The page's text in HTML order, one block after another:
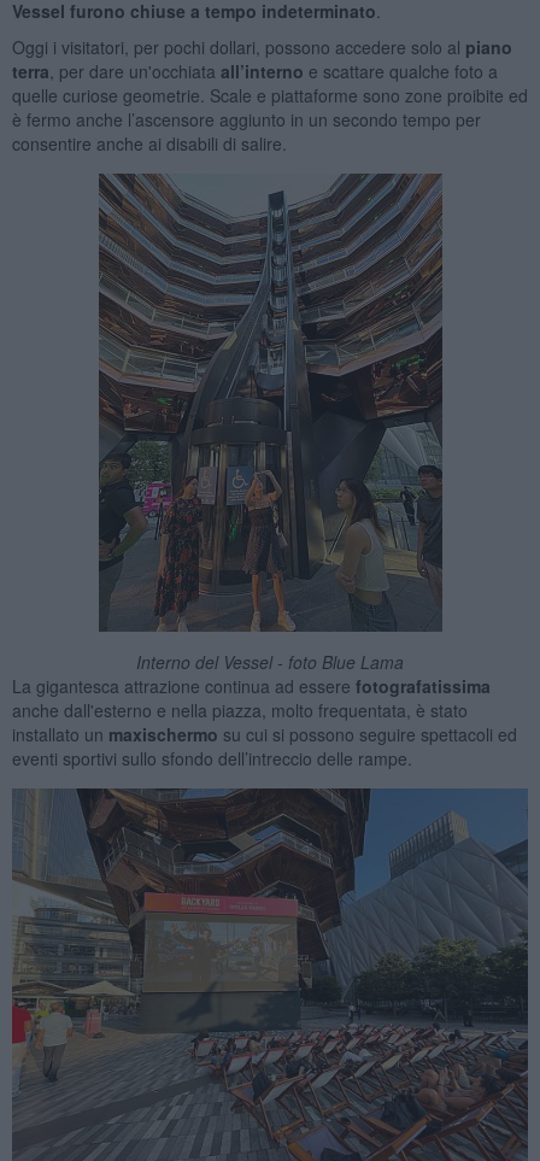
Vessel furono chiuse a tempo indeterminato
Oggi i visitatori, per pochi dollari, possono accedere solo al piano
terra , per dare un'occhiata all’interno e scattare qualche foto a
quelle curiose geometrie. Scale e piattaforme sono zone proibite ed
è fermo anche l’ascensore aggiunto in un secondo tempo per
consentire anche ai disabili di salire.
Interno del Vessel - foto Blue Lama
La gigantesca attrazione continua ad essere fotografatissima
anche dall'esterno e nella piazza, molto frequentata, è stato
installato un maxischermo su cui si possono seguire spettacoli ed
eventi sportivi sullo sfondo dell’intreccio delle rampe.